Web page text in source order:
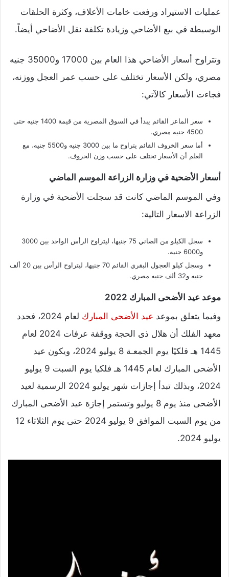
عمليات الاستيراد ورفعت خامات الأعلاف، وكثرة الحلقات
الوسيطة في بيع الأضاحي وزيادة تكلفة نقل الأضاحي أيضاً.
وتتراوح أسعار الأضاحي هذا العام بين 17000 و35000 جنيه
مصري، ولكن الأسعار تختلف على حسب عمر العجل ووزنه،
فجاءت الأسعار كالآتي:
سعر الماعز القائم يبدأ في السوق المصرية من قيمة 1400 جنيه حتى
4500 جنيه مصري.
أما سعر الخروف القائم يتراوح ما بين 3000 جنيه و5500 جنيه، مع
العلم أن الأسعار تختلف على حسب وزن الخروف.
أسعار الأضحية في وزارة الزراعة الموسم الماضي
وفي الموسم الماضي كانت قد سجلت الأضحية في وزارة
الزراعة الاسعار التالية:
سجل الكيلو من الضاني 75 جنيها، ليتراوح الرأس الواحد بين 3000
و6000 جنيه.
وسجل كيلو العجول البقري القائم 70 جنيها، ليتراوح الرأس بين 20 ألف
جنيه و32 ألف جنيه مصري.
موعد عيد الأضحى المبارك 2022
وفيما يتعلق بموعد عيد الأضحى المبارك
لعام 2024، فحدد
معهد الفلك أن هلال ذى الحجة ووقفة عرفات 2024 لعام
1445 هـ فلكيًا يوم الجمعـة 8 يوليو 2024، ويكون عيد
الأضحى المبارك لعام 1445 هـ فلكيا يوم السبت 9 يوليو
2024، وبذلك تبدأ إجازات شهر يوليو 2024 الرسمية لعيد
الأضحى منذ يوم 8 يوليو وتستمر إجازة عيد الأضحى المبارك
من يوم السبت الموافق 9 يوليو 2024 حتى يوم الثلاثاء 12
يوليو 2024.